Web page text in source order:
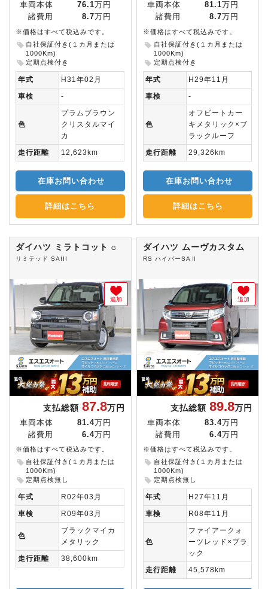
車両本体 76.1 万円
諸費用
8.7 万円
※価格はすべて税込みです。
自社保証付き(１カ月または
1000Km)
定期点検付き
年式
H31年02月
車検
-
色
プラムブラウン
クリスタルマイ
カ
走行距離
12,623km
在庫お問い合わせ
詳細はこちら
車両本体 81.1 万円
諸費用
8.7 万円
※価格はすべて税込みです。
自社保証付き(１カ月または
1000Km)
定期点検付き
年式
H29年11月
車検
-
色
オフビートカー
キメタリック×ブ
ラックルーフ
走行距離
29,326km
在庫お問い合わせ
詳細はこちら
ダイハツ ミラトコット
G
リミテッド SAIII
追加
支払総額 87.8万円
車両本体 81.4万円
諸費用
6.4万円
※価格はすべて税込みです。
自社保証付き(１カ月または
1000Km)
定期点検無し
年式
R02年03月
車検
R09年03月
色
ブラックマイカ
メタリック
走行距離
38,600km
ダイハツ ムーヴカスタム
RS ハイパーSAⅡ
追加
支払総額 89.8万円
車両本体 83.4万円
諸費用
6.4万円
※価格はすべて税込みです。
自社保証付き(１カ月または
1000Km)
定期点検無し
年式
H27年11月
車検
R08年11月
色
ファイアークォ
ーツレッド×ブラ
ック
走行距離
45,578km